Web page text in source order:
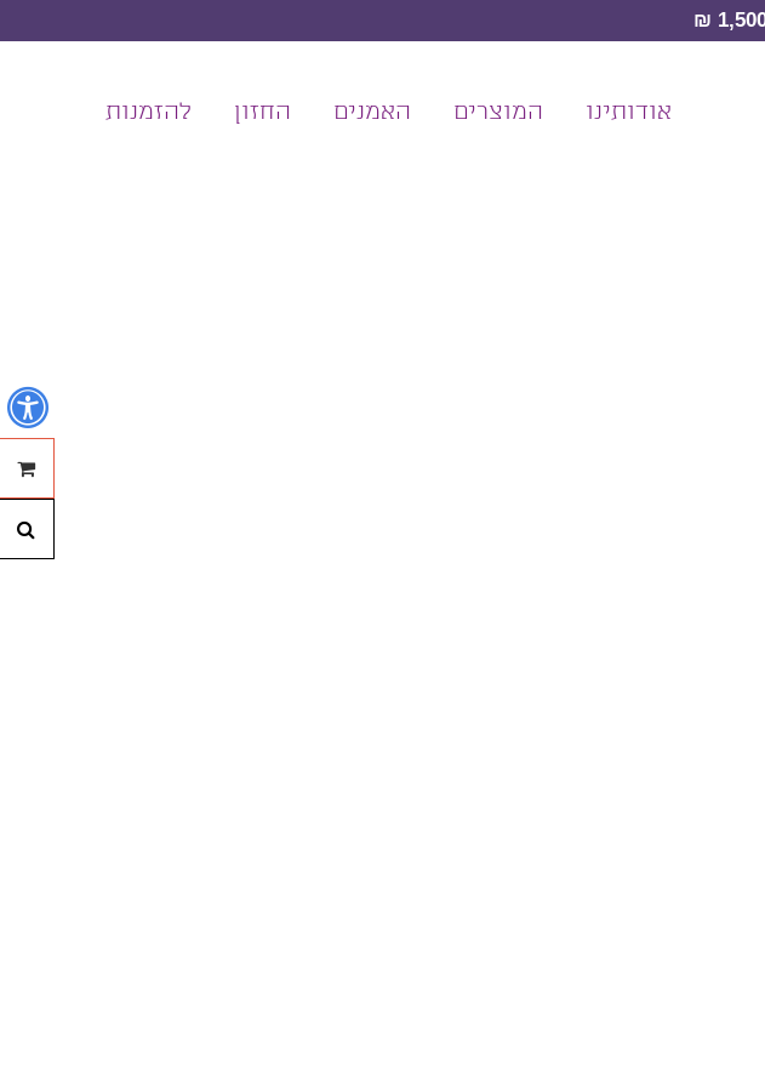
אודותינו המוצרים האמנים החזון להזמנות